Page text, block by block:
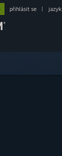
přihlásit se jazyk